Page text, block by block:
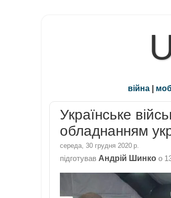
війна |
Українське
обладнанням
середа, 30 грудня 2020 р.
підготував Андрій Шинко о